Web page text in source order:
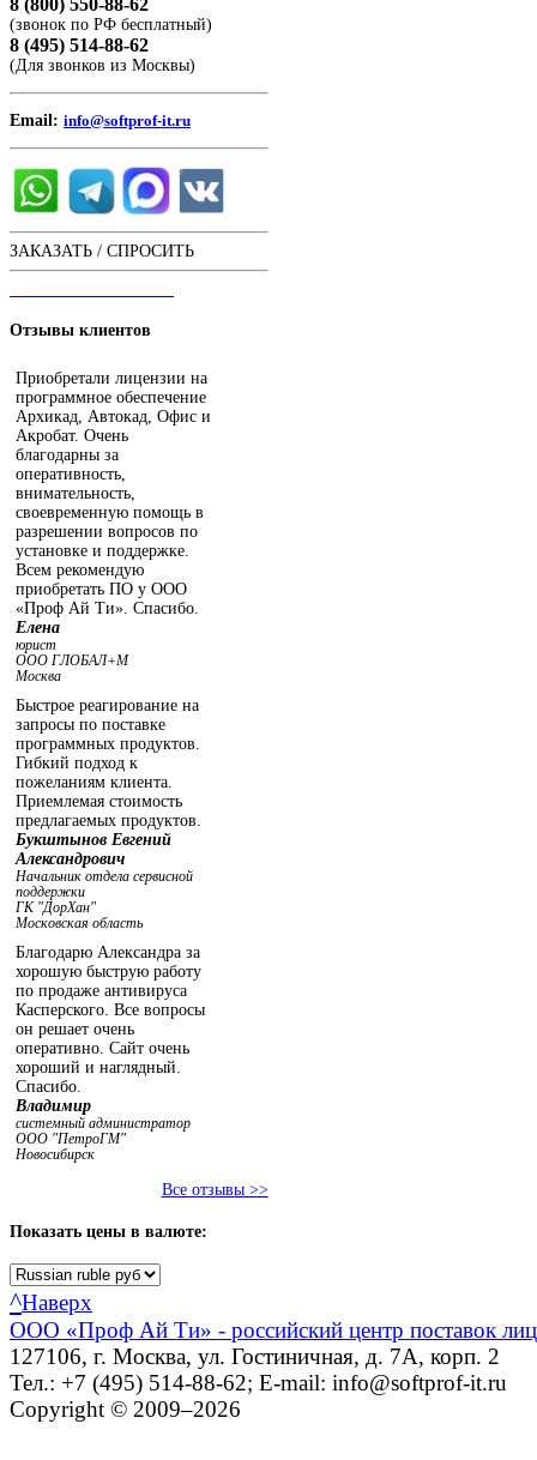
(звонок по РФ бесплатный)
8 (495) 514-88-62
(Для звонков из Москвы)
Email: info@softprof-it.ru
ЗАКАЗАТЬ / СПРОСИТЬ
Отзывы клиентов
Приобретали лицензии на
программное обеспечение
Архикад, Автокад, Офис и
Акробат. Очень
благодарны за
оперативность,
внимательность,
своевременную помощь в
разрешении вопросов по
установке и поддержке.
Всем рекомендую
приобретать ПО у ООО
«Проф Ай Ти». Спасибо.
Елена
юрист
ООО ГЛОБАЛ+М
Москва
Быстрое реагирование на
запросы по поставке
программных продуктов.
Гибкий подход к
пожеланиям клиента.
Приемлемая стоимость
предлагаемых продуктов.
Букштынов Евгений
Александрович
Начальник отдела сервисной
поддержки
ГК "ДорХан"
Московская область
Благодарю Александра за
хорошую быструю работу
по продаже антивируса
Касперского. Все вопросы
он решает очень
оперативно. Сайт очень
хороший и наглядный.
Спасибо.
Владимир
системный администратор
ООО "ПетроГМ"
Новосибирск
Все отзывы >>
Показать цены в валюте:
^Наверх
ООО «Проф Ай Ти» - российский центр поставок
127106, г. Москва, ул. Гостиничная, д. 7А, корп. 2
Тел.: +7 (495) 514-88-62; E-mail: info@softprof-it.ru
Copyright © 2009–2026